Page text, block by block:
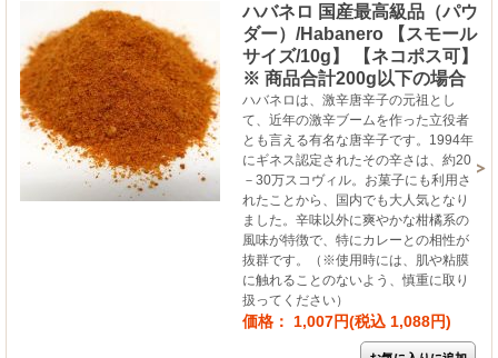
ハバネロ 国産最高級品（パウ
ダー）/Habanero 【スモール
サイズ/10g】 【ネコポス可】
※ 商品合計200g以下の場合
ハバネロは、激辛唐辛子の元祖とし
て、近年の激辛ブームを作った立役者
とも言える有名な唐辛子です。1994年
にギネス認定されたその辛さは、約20
－30万スコヴィル。お菓子にも利用さ
れたことから、国内でも大人気となり
ました。辛味以外に爽やかな柑橘系の
風味が特徴で、特にカレーとの相性が
抜群です。（※使用時には、肌や粘膜
に触れることのないよう、慎重に取り
扱ってください）
価格： 1,007円(税込 1,088円)